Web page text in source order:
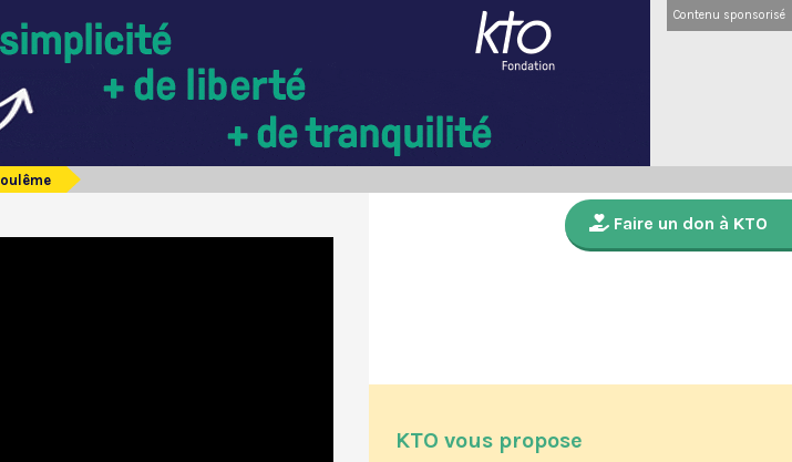
Contenu sponsorisé
Faire un don à KTO
KTO vous propose